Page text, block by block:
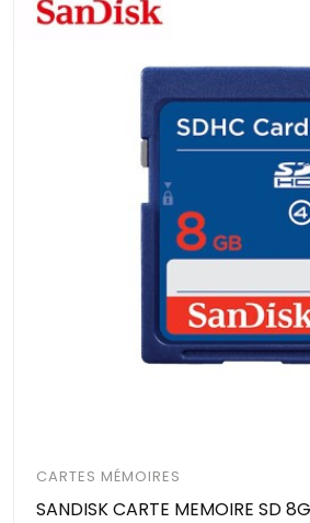
CARTES MÉMOIRES
SANDISK CARTE MEMOIRE SD